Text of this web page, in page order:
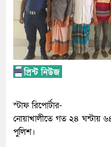
স্টাফ রিপোর্টার-
নোয়াখালীতে গত ২৪ ঘন্টায়
পুলিশ।